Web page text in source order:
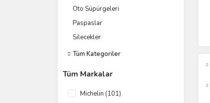
Oto Süpürgeleri
Paspaslar
Silecekler
Tüm Kategoriler
Tüm Markalar
Michelin (101)